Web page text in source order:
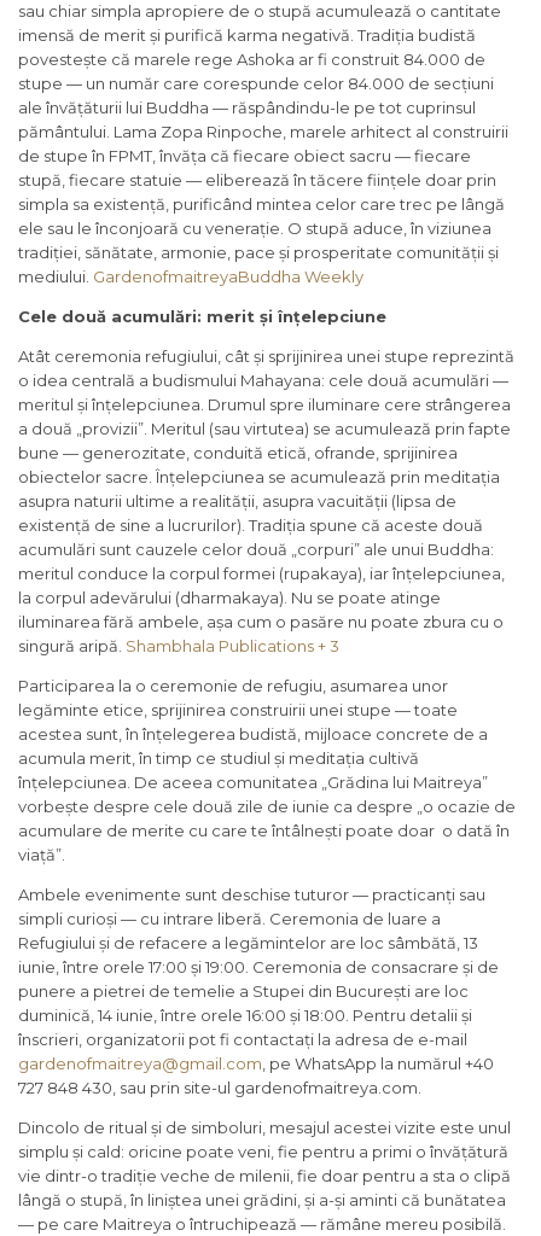
sau chiar simpla apropiere de o stupă acumulează o cantitate
imensă de merit și purifică karma negativă. Tradiția budistă
povestește că marele rege Ashoka ar fi construit 84.000 de
stupe — un număr care corespunde celor 84.000 de secțiuni
ale învățăturii lui Buddha — răspândindu-le pe tot cuprinsul
pământului. Lama Zopa Rinpoche, marele arhitect al construirii
de stupe în FPMT, învăța că fiecare obiect sacru — fiecare
stupă, fiecare statuie — eliberează în tăcere ființele doar prin
simpla sa existență, purificând mintea celor care trec pe lângă
ele sau le înconjoară cu venerație. O stupă aduce, în viziunea
tradiției, sănătate, armonie, pace și prosperitate comunității și
mediului. GardenofmaitreyaBuddha Weekly
Cele două acumulări: merit și înțelepciune
Atât ceremonia refugiului, cât și sprijinirea unei stupe reprezintă
o idea centrală a budismului Mahayana: cele două acumulări —
meritul și înțelepciunea. Drumul spre iluminare cere strângerea
a două „provizii”. Meritul (sau virtutea) se acumulează prin fapte
bune — generozitate, conduită etică, ofrande, sprijinirea
obiectelor sacre. Înțelepciunea se acumulează prin meditația
asupra naturii ultime a realității, asupra vacuității (lipsa de
existență de sine a lucrurilor). Tradiția spune că aceste două
acumulări sunt cauzele celor două „corpuri” ale unui Buddha:
meritul conduce la corpul formei (rupakaya), iar înțelepciunea,
la corpul adevărului (dharmakaya). Nu se poate atinge
iluminarea fără ambele, așa cum o pasăre nu poate zbura cu o
singură aripă. Shambhala Publications + 3
Participarea la o ceremonie de refugiu, asumarea unor
legăminte etice, sprijinirea construirii unei stupe — toate
acestea sunt, în înțelegerea budistă, mijloace concrete de a
acumula merit, în timp ce studiul și meditația cultivă
înțelepciunea. De aceea comunitatea „Grădina lui Maitreya”
vorbește despre cele două zile de iunie ca despre „o ocazie de
acumulare de merite cu care te întâlnești poate doar o dată în
viață”.
Ambele evenimente sunt deschise tuturor — practicanți sau
simpli curioși — cu intrare liberă. Ceremonia de luare a
Refugiului și de refacere a legămintelor are loc sâmbătă, 13
iunie, între orele 17:00 și 19:00. Ceremonia de consacrare și de
punere a pietrei de temelie a Stupei din București are loc
duminică, 14 iunie, între orele 16:00 și 18:00. Pentru detalii și
înscrieri, organizatorii pot fi contactați la adresa de e-mail
gardenofmaitreya@gmail.com , pe WhatsApp la numărul +40
727 848 430, sau prin site-ul gardenofmaitreya.com.
Dincolo de ritual și de simboluri, mesajul acestei vizite este unul
simplu și cald: oricine poate veni, fie pentru a primi o învățătură
vie dintr-o tradiție veche de milenii, fie doar pentru a sta o clipă
lângă o stupă, în liniștea unei grădini, și a-și aminti că bunătatea
— pe care Maitreya o întruchipează — rămâne mereu posibilă.